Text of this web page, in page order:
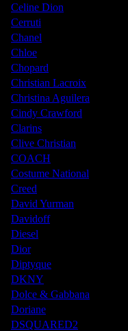
Celine Dion
Cerruti
Chanel
Chloe
Chopard
Christian Lacroix
Christina Aguilera
Cindy Crawford
Clarins
Clive Christian
COACH
Costume National
Creed
David Yurman
Davidoff
Diesel
Dior
Diptyque
DKNY
Dolce & Gabbana
Doriane
DSQUARED2